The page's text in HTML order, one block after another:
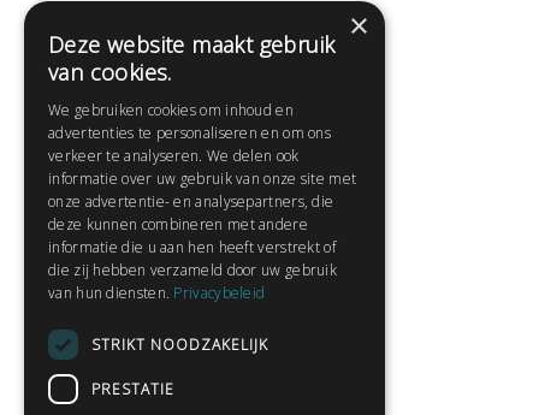
Help
Contact
Huisregels
Snel naar:
Gratis aanmelden
Privacybeleid
×
Deze website maakt gebruik
van cookies.
We gebruiken cookies om inhoud en
advertenties te personaliseren en om ons
verkeer te analyseren. We delen ook
informatie over uw gebruik van onze site met
onze advertentie- en analysepartners, die
deze kunnen combineren met andere
informatie die u aan hen heeft verstrekt of
die zij hebben verzameld door uw gebruik
van hun diensten. Privacybeleid
STRIKT NOODZAKELIJK
PRESTATIE